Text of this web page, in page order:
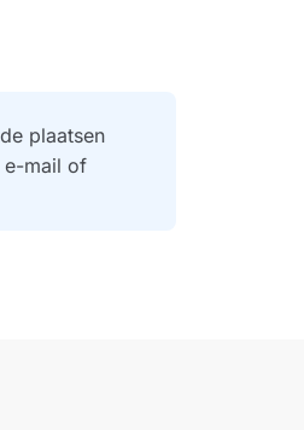
plaatsen
e-mail of